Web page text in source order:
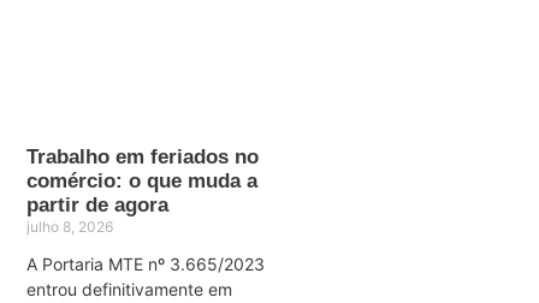
Trabalho em feriados no
comércio: o que muda a
partir de agora
julho 8, 2026
A Portaria MTE nº 3.665/2023
entrou definitivamente em